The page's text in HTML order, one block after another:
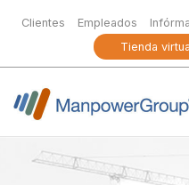
Clientes Empleados
Tienda